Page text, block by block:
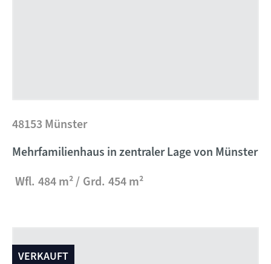
48153 Münster
Mehrfamilienhaus in zentraler Lage von Münster
Wfl. 484 m² Grd. 454 m²
VERKAUFT